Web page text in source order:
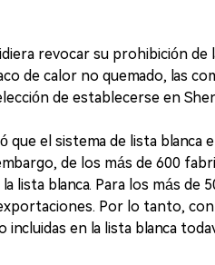
revocar su prohibición
de calor no quemado, las
de establecerse en
que el sistema de lista
de los más de 600
lista blanca. Para los más
Por lo tanto,
incluidas en la lista blanca